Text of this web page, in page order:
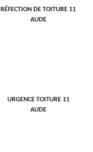
RÉFECTION DE TOITURE 11
AUDE
URGENCE TOITURE 11
AUDE